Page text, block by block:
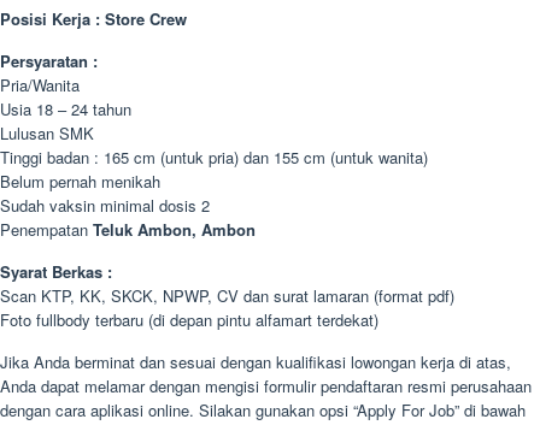
Posisi Kerja : Store Crew
Persyaratan :
Pria/Wanita
Usia 18 – 24 tahun
Lulusan SMK
Tinggi badan : 165 cm (untuk pria) dan 155 cm (untuk wanita)
Belum pernah menikah
Sudah vaksin minimal dosis 2
Penempatan Teluk Ambon, Ambon
Syarat Berkas :
Scan KTP, KK, SKCK, NPWP, CV dan surat lamaran (format pdf)
Foto fullbody terbaru (di depan pintu alfamart terdekat)
Jika Anda berminat dan sesuai dengan kualifikasi lowongan kerja di atas,
Anda dapat melamar dengan mengisi formulir pendaftaran resmi perusahaan
dengan cara aplikasi online. Silakan gunakan opsi “Apply For Job” di bawah